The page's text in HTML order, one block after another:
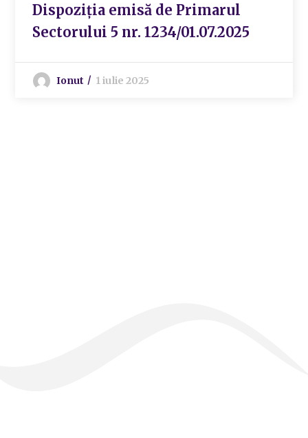
Dispoziția emisă de Primarul
Sectorului 5 nr. 1234/01.07.2025
Ionut 1 iulie 2025